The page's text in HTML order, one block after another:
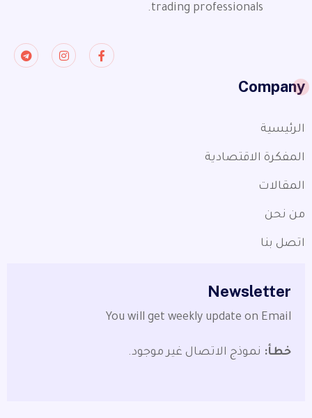
trading professionals.
Company
الرئيسية
المفكرة الاقتصادية
المقالات
من نحن
اتصل بنا
Newsletter
You will get weekly update on Email
خطأ: نموذج الاتصال غير موجود.